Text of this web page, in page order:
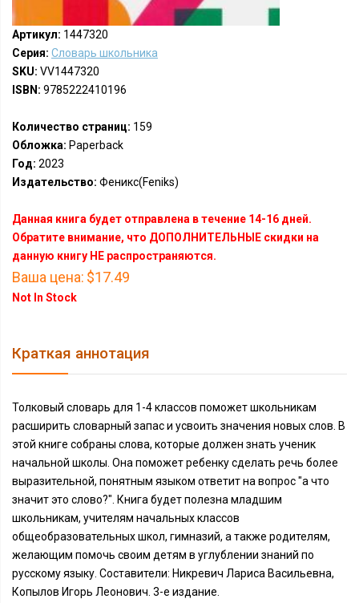
Артикул: 1447320
Серия: Словарь школьника
SKU: VV1447320
ISBN: 9785222410196
Количество страниц: 159
Обложка: Paperback
Год: 2023
Издательство: Феникс(Feniks)
Данная книга будет отправлена в течение 14-16 дней.
Обратите внимание, что ДОПОЛНИТЕЛЬНЫЕ скидки на
данную книгу НЕ распространяются.
Ваша цена: $17.49
Not In Stock
Краткая аннотация
Толковый словарь для 1-4 классов поможет школьникам
расширить словарный запас и усвоить значения новых слов. В
этой книге собраны слова, которые должен знать ученик
начальной школы. Она поможет ребенку сделать речь более
выразительной, понятным языком ответит на вопрос "а что
значит это слово?". Книга будет полезна младшим
школьникам, учителям начальных классов
общеобразовательных школ, гимназий, а также родителям,
желающим помочь своим детям в углублении знаний по
русскому языку. Составители: Никревич Лариса Васильевна,
Копылов Игорь Леонович. 3-е издание.